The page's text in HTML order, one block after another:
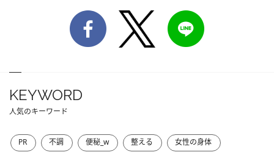
KEYWORD
人気のキーワード
PR 不調 便秘_w 整える 女性の身体